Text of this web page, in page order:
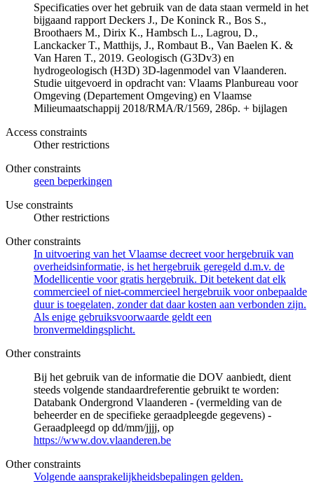
Specificaties over het gebruik van de data staan vermeld in het
bijgaand rapport Deckers J., De Koninck R., Bos S.,
Broothaers M., Dirix K., Hambsch L., Lagrou, D.,
Lanckacker T., Matthijs, J., Rombaut B., Van Baelen K. &
Van Haren T., 2019. Geologisch (G3Dv3) en
hydrogeologisch (H3D) 3D-lagenmodel van Vlaanderen.
Studie uitgevoerd in opdracht van: Vlaams Planbureau voor
Omgeving (Departement Omgeving) en Vlaamse
Milieumaatschappij 2018/RMA/R/1569, 286p. + bijlagen
Access constraints
Other restrictions
Other constraints
geen beperkingen
Use constraints
Other restrictions
Other constraints
In uitvoering van het Vlaamse decreet voor hergebruik van
overheidsinformatie, is het hergebruik geregeld d.m.v. de
Modellicentie voor gratis hergebruik. Dit betekent dat elk
commercieel of niet-commercieel hergebruik voor onbepaalde
duur is toegelaten, zonder dat daar kosten aan verbonden zijn.
Als enige gebruiksvoorwaarde geldt een
bronvermeldingsplicht.
Other constraints
Bij het gebruik van de informatie die DOV aanbiedt, dient
steeds volgende standaardreferentie gebruikt te worden:
Databank Ondergrond Vlaanderen - (vermelding van de
beheerder en de specifieke geraadpleegde gegevens) -
Geraadpleegd op dd/mm/jjjj, op
https://www.dov.vlaanderen.be
Other constraints
Volgende aansprakelijkheidsbepalingen gelden.